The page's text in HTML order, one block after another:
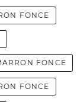
FONCE
FONCE
FONCE